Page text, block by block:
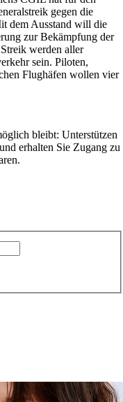
gegen die
dem Ausstand will die
zur Bekämpfung der
werden aller
sein. Piloten,
Flughäfen wollen vier
bleibt: Unterstützen
erhalten Sie Zugang zu